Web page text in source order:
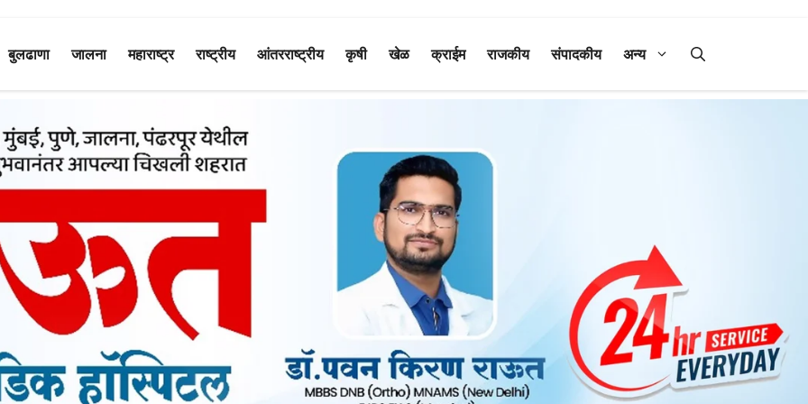
बुलढाणा जालना महाराष्ट्र राष्ट्रीय आंतरराष्ट्रीय कृषी खेळ क्राईम राजकीय संपादकीय अन्य